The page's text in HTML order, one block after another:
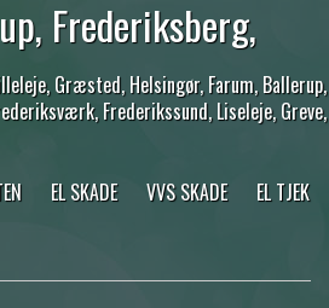
Frederiksberg,
Græsted, Helsingør, Farum, Ballerup,
Frederikssund, Liseleje, Greve,
EL SKADE VVS SKADE
EL TJEK